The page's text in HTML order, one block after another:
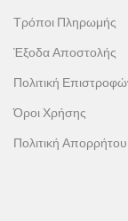
Τρόποι Πληρωμής
Έξοδα Αποστολής
Πολιτική
Όροι Χρήσης
Πολιτική Απορρήτου